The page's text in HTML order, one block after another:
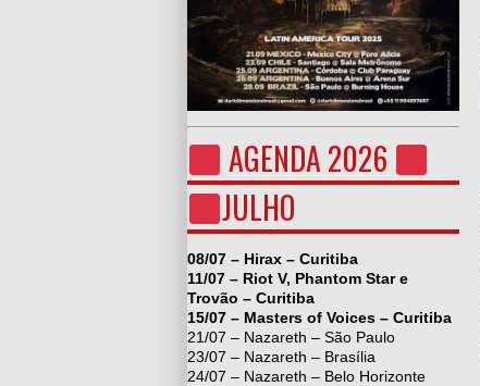
AGENDA 2026
JULHO
08/07 – Hirax – Curitiba
11/07 – Riot V, Phantom Star e
Trovão – Curitiba
15/07 – Masters of Voices – Curitiba
21/07 – Nazareth – São Paulo
23/07 – Nazareth – Brasília
24/07 – Nazareth – Belo Horizonte